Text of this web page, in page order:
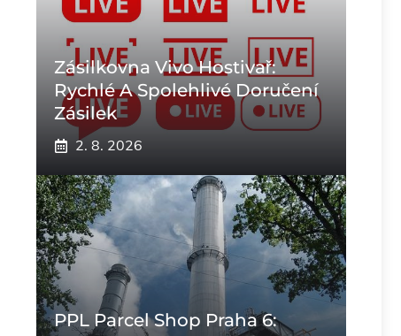
Zásilkovna Vivo Hostivař:
Rychlé A Spolehlivé Doručení
Zásilek
2. 8. 2026
PPL Parcel Shop Praha 6: